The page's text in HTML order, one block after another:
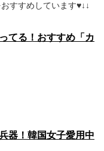
すすめしています♥↓↓
てる！おすすめ「カ
器！韓国女子愛用中